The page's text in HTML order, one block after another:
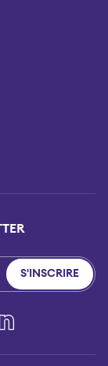
S'INSCRIRE
LinkedIn